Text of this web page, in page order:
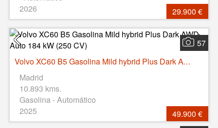
2026
29.900 €
57
Volvo XC60 B5 Gasolina Mild hybrid Plus Dark AWD Auto 184 kW (250 CV)
Madrid
10.893 kms.
Gasolina - Automático
2025
49.900 €